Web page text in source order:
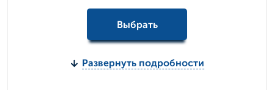
Выбрать
Развернуть подробности